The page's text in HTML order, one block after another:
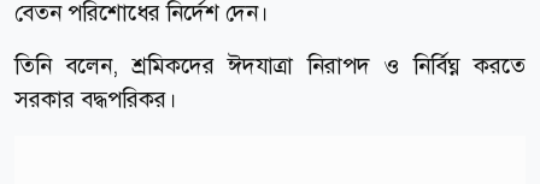
বেতন পরিশোধের নির্দেশ দেন।
তিনি বলেন, শ্রমিকদের ঈদযাত্রা নিরাপদ ও নির্বিঘ্ন করতে
সরকার বদ্ধপরিকর।